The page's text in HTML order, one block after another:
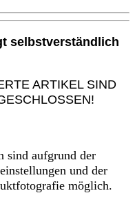
selbstverständlich
ARTIKEL SIND
sind aufgrund der
und der
möglich.